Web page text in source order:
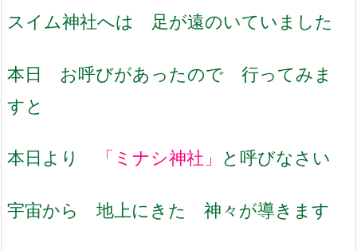
スイム神社へは 足が遠のいていました
本日 お呼びがあったので 行ってみま
すと
本日より 「ミナシ神社」 と呼びなさい
宇宙から 地上にきた 神々が導きます